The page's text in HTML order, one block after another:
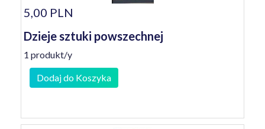
5,00 PLN
Dzieje sztuki powszechnej
1 produkt/y
Dodaj do Koszyka